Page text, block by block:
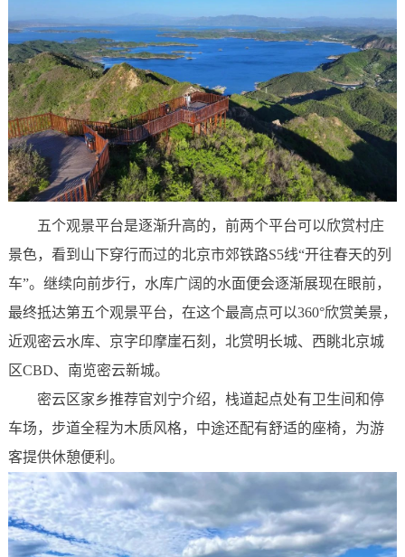
五个观景平台是逐渐升高的，前两个平台可以欣赏村庄
景色，看到山下穿行而过的北京市郊铁路S5线“开往春天的列
车”。继续向前步行，水库广阔的水面便会逐渐展现在眼前，
最终抵达第五个观景平台，在这个最高点可以360°欣赏美景，
近观密云水库、京字印摩崖石刻，北赏明长城、西眺北京城
区CBD、南览密云新城。
密云区家乡推荐官刘宁介绍，栈道起点处有卫生间和停
车场，步道全程为木质风格，中途还配有舒适的座椅，为游
客提供休憩便利。